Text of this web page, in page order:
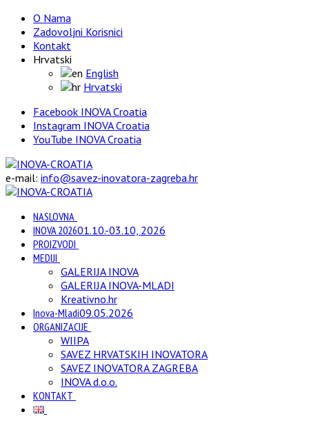
O Nama
Zadovoljni Korisnici
Kontakt
Hrvatski
English
Hrvatski
Facebook INOVA Croatia
Instagram INOVA Croatia
YouTube INOVA Croatia
e-mail: info@savez-inovatora-zagreba.hr
NASLOVNA
INOVA 202601.10.-03.10, 2026
PROIZVODI
MEDIJI
GALERIJA INOVA
GALERIJA INOVA-MLADI
Kreativno.hr
Inova-Mladi09.05.2026
ORGANIZACIJE
WIIPA
SAVEZ HRVATSKIH INOVATORA
SAVEZ INOVATORA ZAGREBA
INOVA d.o.o.
KONTAKT